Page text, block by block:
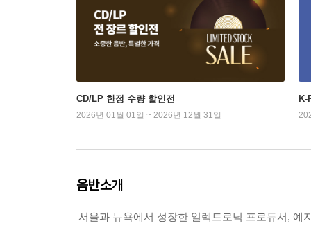
CD/LP 한정 수량 할인전
2026년 01월 01일 ~ 2026년 12월 31일
K-
음반소개
서울과 뉴욕에서 성장한 일렉트로닉 프로듀서, 예